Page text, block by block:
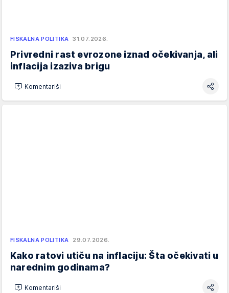
FISKALNA POLITIKA 31.07.2026.
Privredni rast evrozone iznad očekivanja, ali
inflacija izaziva brigu
Komentariši
FISKALNA POLITIKA 29.07.2026.
Kako ratovi utiču na inflaciju: Šta očekivati u
narednim godinama?
Komentariši